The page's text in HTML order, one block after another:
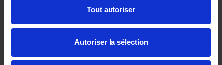
Tout autoriser
Autoriser la sélection